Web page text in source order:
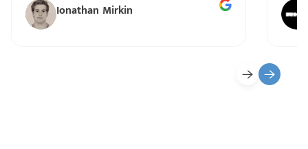
Ionathan Mirkin